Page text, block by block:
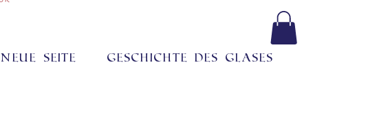
Neue Seite Geschichte des Glases